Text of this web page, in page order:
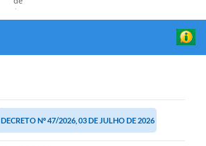
DECRETO Nº 47/2026, 03 DE JULHO DE 2026